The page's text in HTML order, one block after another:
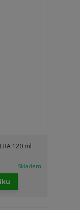
120 ml
Skladem